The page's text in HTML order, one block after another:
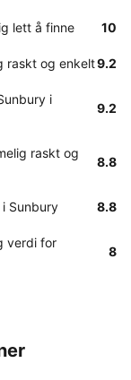
lett å finne 10
raskt og enkelt9.2
i
9.2
raskt og
8.8
Sunbury 8.8
verdi for
8